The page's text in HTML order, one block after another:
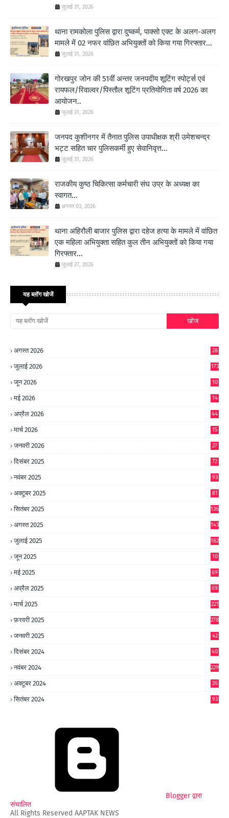
जुलाई 31, 2026
थाना रामकोला पुलिस द्वारा दुष्कर्म, पाक्सो एक्ट के अलग-अलग
मामले में 02 नफर वांछित अभियुक्तों को किया गया गिरफ्तार...
जुलाई 31, 2026
गोरखपुर जोन की 51वीं अन्तर जनपदीय शूटिंग स्पोर्ट्स एवं
रायफल/रिवाल्वर/पिस्तौल शूटिंग प्रतियोगिता वर्ष 2026 का
आयोजन..
जुलाई 31, 2026
जनपद कुशीनगर में तैनात पुलिस उपाधीक्षक श्री उमेशचन्द्र
भट्ट सहित चार पुलिसकर्मी हुए सेवानिवृत्त...
जुलाई 31, 2026
राजकीय कुष्ठ चिकित्सा कर्मचारी संघ उप्र के अध्यक्ष का
स्वागत...
अगस्त 03, 2026
थाना अहिरौली बाजार पुलिस द्वारा दहेज हत्या के मामले में वांछित
एक महिला अभियुक्ता सहित कुल तीन अभियुक्तों को किया गया
गिरफ्तार...
जुलाई 27, 2026
यह ब्लॉग खोजें
अगस्त 2026 28
जुलाई 2026 173
जून 2026
10
मई 2026
14
अप्रैल 2026 44
मार्च 2026 15
जनवरी 2026 27
दिसंबर 2025 72
नवंबर 2025 93
अक्टूबर 2025 81
सितंबर 2025 136
अगस्त 2025 143
जुलाई 2025 182
जून 2025
10
मई 2025 69
अप्रैल 2025 69
मार्च 2025 221
फ़रवरी 2025 278
जनवरी 2025
42
दिसंबर 2024
40
नवंबर 2024 229
अक्टूबर 2024
26
सितंबर 2024 93
Blogger द्वारा
संचालित
All Rights Reserved AAPTAK NEWS